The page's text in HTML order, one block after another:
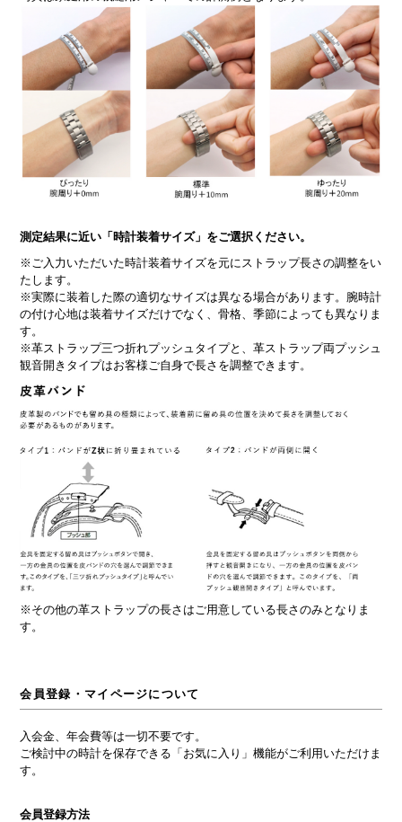
測定結果に近い「時計装着サイズ」をご選択ください。
※ご入力いただいた時計装着サイズを元にストラップ長さの調整をい
たします。
※実際に装着した際の適切なサイズは異なる場合があります。腕時計
の付け心地は装着サイズだけでなく、骨格、季節によっても異なりま
す。
※革ストラップ三つ折れプッシュタイプと、革ストラップ両プッシュ
観音開きタイプはお客様ご自身で長さを調整できます。
※その他の革ストラップの長さはご用意している長さのみとなりま
す。
会員登録・マイページについて
入会金、年会費等は一切不要です。
ご検討中の時計を保存できる「お気に入り」機能がご利用いただけま
す。
会員登録方法